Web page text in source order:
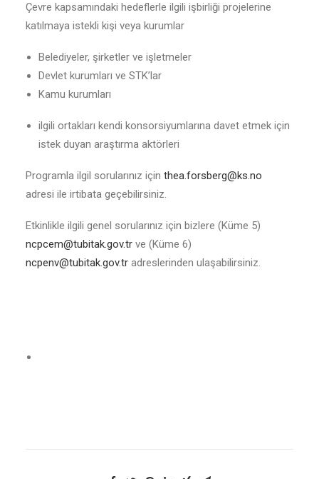
Çevre kapsamındaki hedeflerle ilgili işbirliği projelerine
katılmaya istekli kişi veya kurumlar
Belediyeler, şirketler ve işletmeler
Devlet kurumları ve STK’lar
Kamu kurumları
ilgili ortakları kendi konsorsiyumlarına davet etmek için
istek duyan araştırma aktörleri
Programla ilgil sorularınız için thea.forsberg@ks.no
adresi ile irtibata geçebilirsiniz.
Etkinlikle ilgili genel sorularınız için bizlere (Küme 5)
ncpcem@tubitak.gov.tr ve (Küme 6)
ncpenv@tubitak.gov.tr adreslerinden ulaşabilirsiniz.